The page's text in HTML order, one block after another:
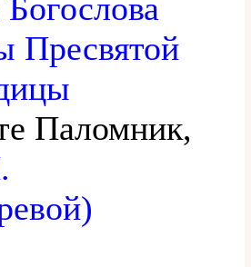
Пресвятой
Паломник,